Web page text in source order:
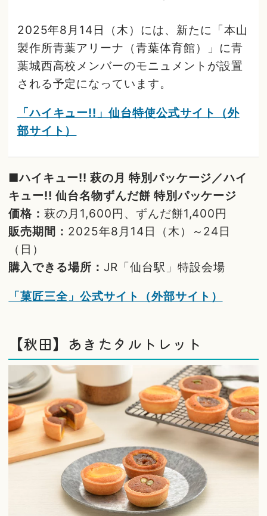
2025年8月14日（木）には、新たに「本山
製作所青葉アリーナ（青葉体育館）」に青
葉城西高校メンバーのモニュメントが設置
される予定になっています。
「ハイキュー!!」仙台特使公式サイト（外
部サイト）
■ハイキュー!! 萩の月 特別パッケージ／ハイ
キュー!! 仙台名物ずんだ餅 特別パッケージ
価格：萩の月1,600円、ずんだ餅1,400円
販売期間： 2025年8月14日（木）～24日
（日）
購入できる場所： JR「仙台駅」特設会場
「菓匠三全」公式サイト（外部サイト）
【秋田】あきたタルトレット